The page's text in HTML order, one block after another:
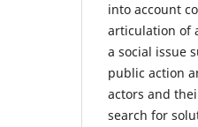
into account
articulation of
a social issue
public action
actors and
search for